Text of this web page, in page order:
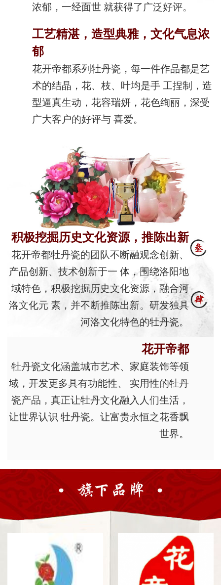
浓郁，一经面世 就获得了广泛好评。
工艺精湛，造型典雅，文化气息浓
郁
花开帝都系列牡丹瓷，每一件作品都是艺
术的结晶，花、枝、叶均是手 工捏制，造
型逼真生动，花容瑞妍，花色绚丽，深受
广大客户的好评与 喜爱。
积极挖掘历史文化资源，推陈出新
花开帝都牡丹瓷的团队不断融观念创新、
产品创新、技术创新于一 体，围绕洛阳地
域特色，积极挖掘历史文化资源，融合河
洛文化元 素，并不断推陈出新。研发独具
河洛文化特色的牡丹瓷。
花开帝都
牡丹瓷文化涵盖城市艺术、家庭装饰等领
域，开发更多具有功能性、 实用性的牡丹
瓷产品，真正让牡丹文化融入人们生活，
让世界认识 牡丹瓷。让富贵永恒之花香飘
世界。